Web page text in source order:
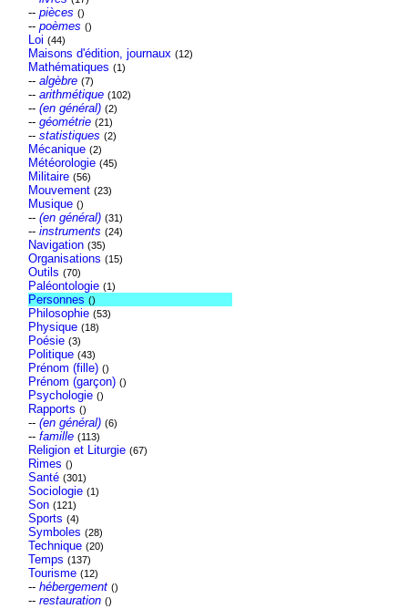
-- pièces ()
-- poèmes ()
Loi (44)
Maisons d'édition, journaux (12)
Mathématiques (1)
-- algèbre (7)
-- arithmétique (102)
-- (en général) (2)
-- géométrie (21)
-- statistiques (2)
Mécanique (2)
Météorologie (45)
Militaire (56)
Mouvement (23)
Musique ()
-- (en général) (31)
-- instruments (24)
Navigation (35)
Organisations (15)
Outils (70)
Paléontologie (1)
Personnes ()
Philosophie (53)
Physique (18)
Poésie (3)
Politique (43)
Prénom (fille) ()
Prénom (garçon) ()
Psychologie ()
Rapports ()
-- (en général) (6)
-- famille (113)
Religion et Liturgie (67)
Rimes ()
Santé (301)
Sociologie (1)
Son (121)
Sports (4)
Symboles (28)
Technique (20)
Temps (137)
Tourisme (12)
-- hébergement ()
-- restauration ()